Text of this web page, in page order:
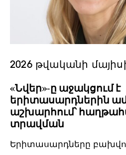
2026 թվականի
«Նվեր»-ը աջակցում է
երիտասարդներին
աշխարհում՝
տրավման
Երիտասարդները